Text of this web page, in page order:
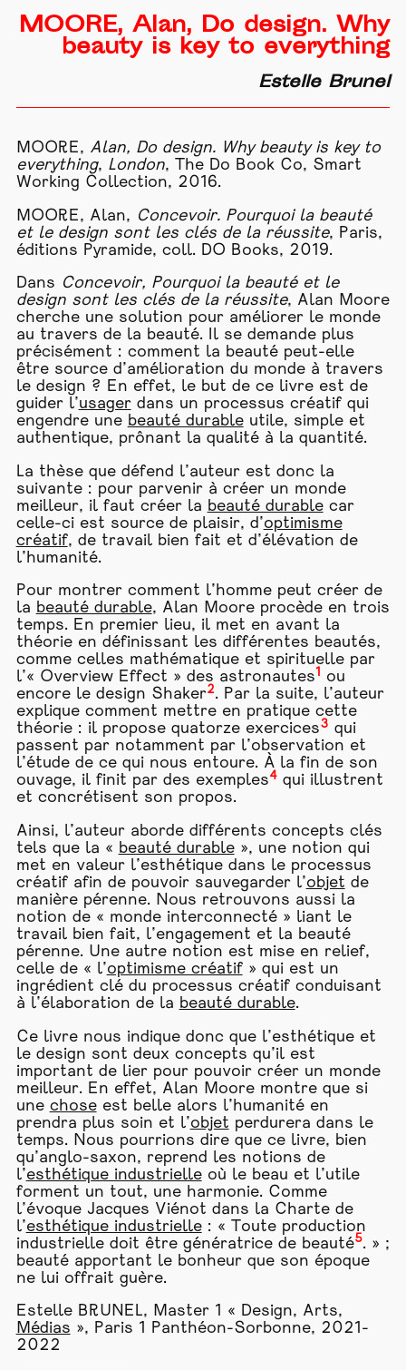
MOORE, Alan, Do design. Why beauty is key to
everything, London, The Do Book Co, Smart
Working Collection, 2016.
MOORE, Alan, Concevoir. Pourquoi la beauté
et le design sont les clés de la réussite, Paris,
éditions Pyramide, coll. DO Books, 2019.
Dans Concevoir, Pourquoi la beauté et le
design sont les clés de la réussite, Alan Moore
cherche une solution pour améliorer le monde
au travers de la beauté. Il se demande plus
précisément : comment la beauté peut-elle
être source d’amélioration du monde à travers
le design ? En effet, le but de ce livre est de
guider l’usagerdans un processus créatif qui
engendre une beauté durableutile, simple et
authentique, prônant la qualité à la quantité.
La thèse que défend l’auteur est donc la
suivante : pour parvenir à créer un monde
meilleur, il faut créer la beauté durablecar
celle-ci est source de plaisir, d’optimisme
créatif, de travail bien fait et d’élévation de
l’humanité.
Pour montrer comment l’homme peut créer de
la beauté durable, Alan Moore procède en trois
temps. En premier lieu, il met en avant la
théorie en définissant les différentes beautés,
comme celles mathématique et spirituelle par
l’« Overview Effect » des astronautes1
ou
encore le design Shaker2. Par la suite, l’auteur
explique comment mettre en pratique cette
théorie : il propose quatorze exercices3 qui
passent par notamment par l’observation et
l’étude de ce qui nous entoure. À la fin de son
ouvage, il finit par des exemples4qui illustrent
et concrétisent son propos.
Ainsi, l’auteur aborde différents concepts clés
tels que la « beauté durable», une notion qui
met en valeur l’esthétique dans le processus
créatif afin de pouvoir sauvegarder l’objet de
manière pérenne. Nous retrouvons aussi la
notion de « monde interconnecté » liant le
travail bien fait, l’engagement et la beauté
pérenne. Une autre notion est mise en relief,
celle de « l’optimisme créatif» qui est un
ingrédient clé du processus créatif conduisant
à l’élaboration de la beauté durable.
Ce livre nous indique donc que l’esthétique et
le design sont deux concepts qu’il est
important de lier pour pouvoir créer un monde
meilleur. En effet, Alan Moore montre que si
une choseest belle alors l’humanité en
prendra plus soin et l’objet perdurera dans le
temps. Nous pourrions dire que ce livre, bien
qu’anglo-saxon, reprend les notions de
l’esthétique industrielleoù le beau et l’utile
forment un tout, une harmonie. Comme
l’évoque Jacques Viénot dans la Charte de
l’esthétique industrielle: « Toute production
industrielle doit être génératrice de beauté5. » ;
beauté apportant le bonheur que son époque
ne lui offrait guère.
Estelle BRUNEL, Master 1 « Design, Arts,
Médias », Paris 1 Panthéon-Sorbonne, 2021-
2022
MOORE, Alan, Do design. Why
beauty is key to everything
Estelle Brunel